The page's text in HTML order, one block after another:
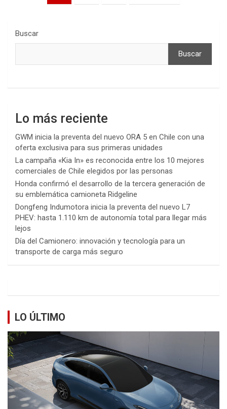
Buscar
Buscar
Lo más reciente
GWM inicia la preventa del nuevo ORA 5 en Chile con una
oferta exclusiva para sus primeras unidades
La campaña «Kia In» es reconocida entre los 10 mejores
comerciales de Chile elegidos por las personas
Honda confirmó el desarrollo de la tercera generación de
su emblemática camioneta Ridgeline
Dongfeng Indumotora inicia la preventa del nuevo L7
PHEV: hasta 1.110 km de autonomía total para llegar más
lejos
Día del Camionero: innovación y tecnología para un
transporte de carga más seguro
LO ÚLTIMO